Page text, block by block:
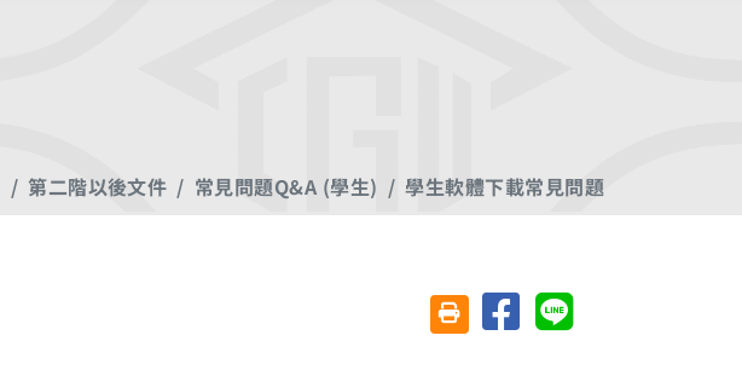
第二階以後文件 常見問題Q&A (學生) 學生軟體下載常見問題
友善列印(另開視窗)
分享至臉書分享至 Line